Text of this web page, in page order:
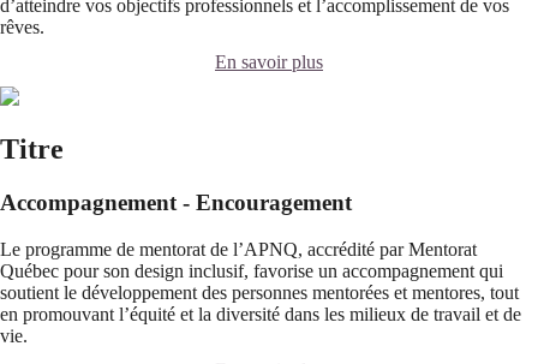
d’atteindre vos objectifs professionnels et l’accomplissement de vos
rêves.
En savoir plus
Titre
Accompagnement - Encouragement
Le programme de mentorat de l’APNQ, accrédité par Mentorat
Québec pour son design inclusif, favorise un accompagnement qui
soutient le développement des personnes mentorées et mentores, tout
en promouvant l’équité et la diversité dans les milieux de travail et de
vie.